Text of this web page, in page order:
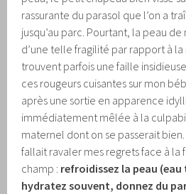
rassurante du parasol que l’on a
jusqu’au parc. Pourtant, la peau
d’une telle fragilité par rapport à la
trouvent parfois une faille
ces rougeurs cuisantes sur mon
après une sortie en apparence
immédiatement mêlée à la
maternel dont on se passerait bien.
fallait ravaler mes regrets face à la
champ : refroidissez la peau (eau
hydratez souvent, donnez du